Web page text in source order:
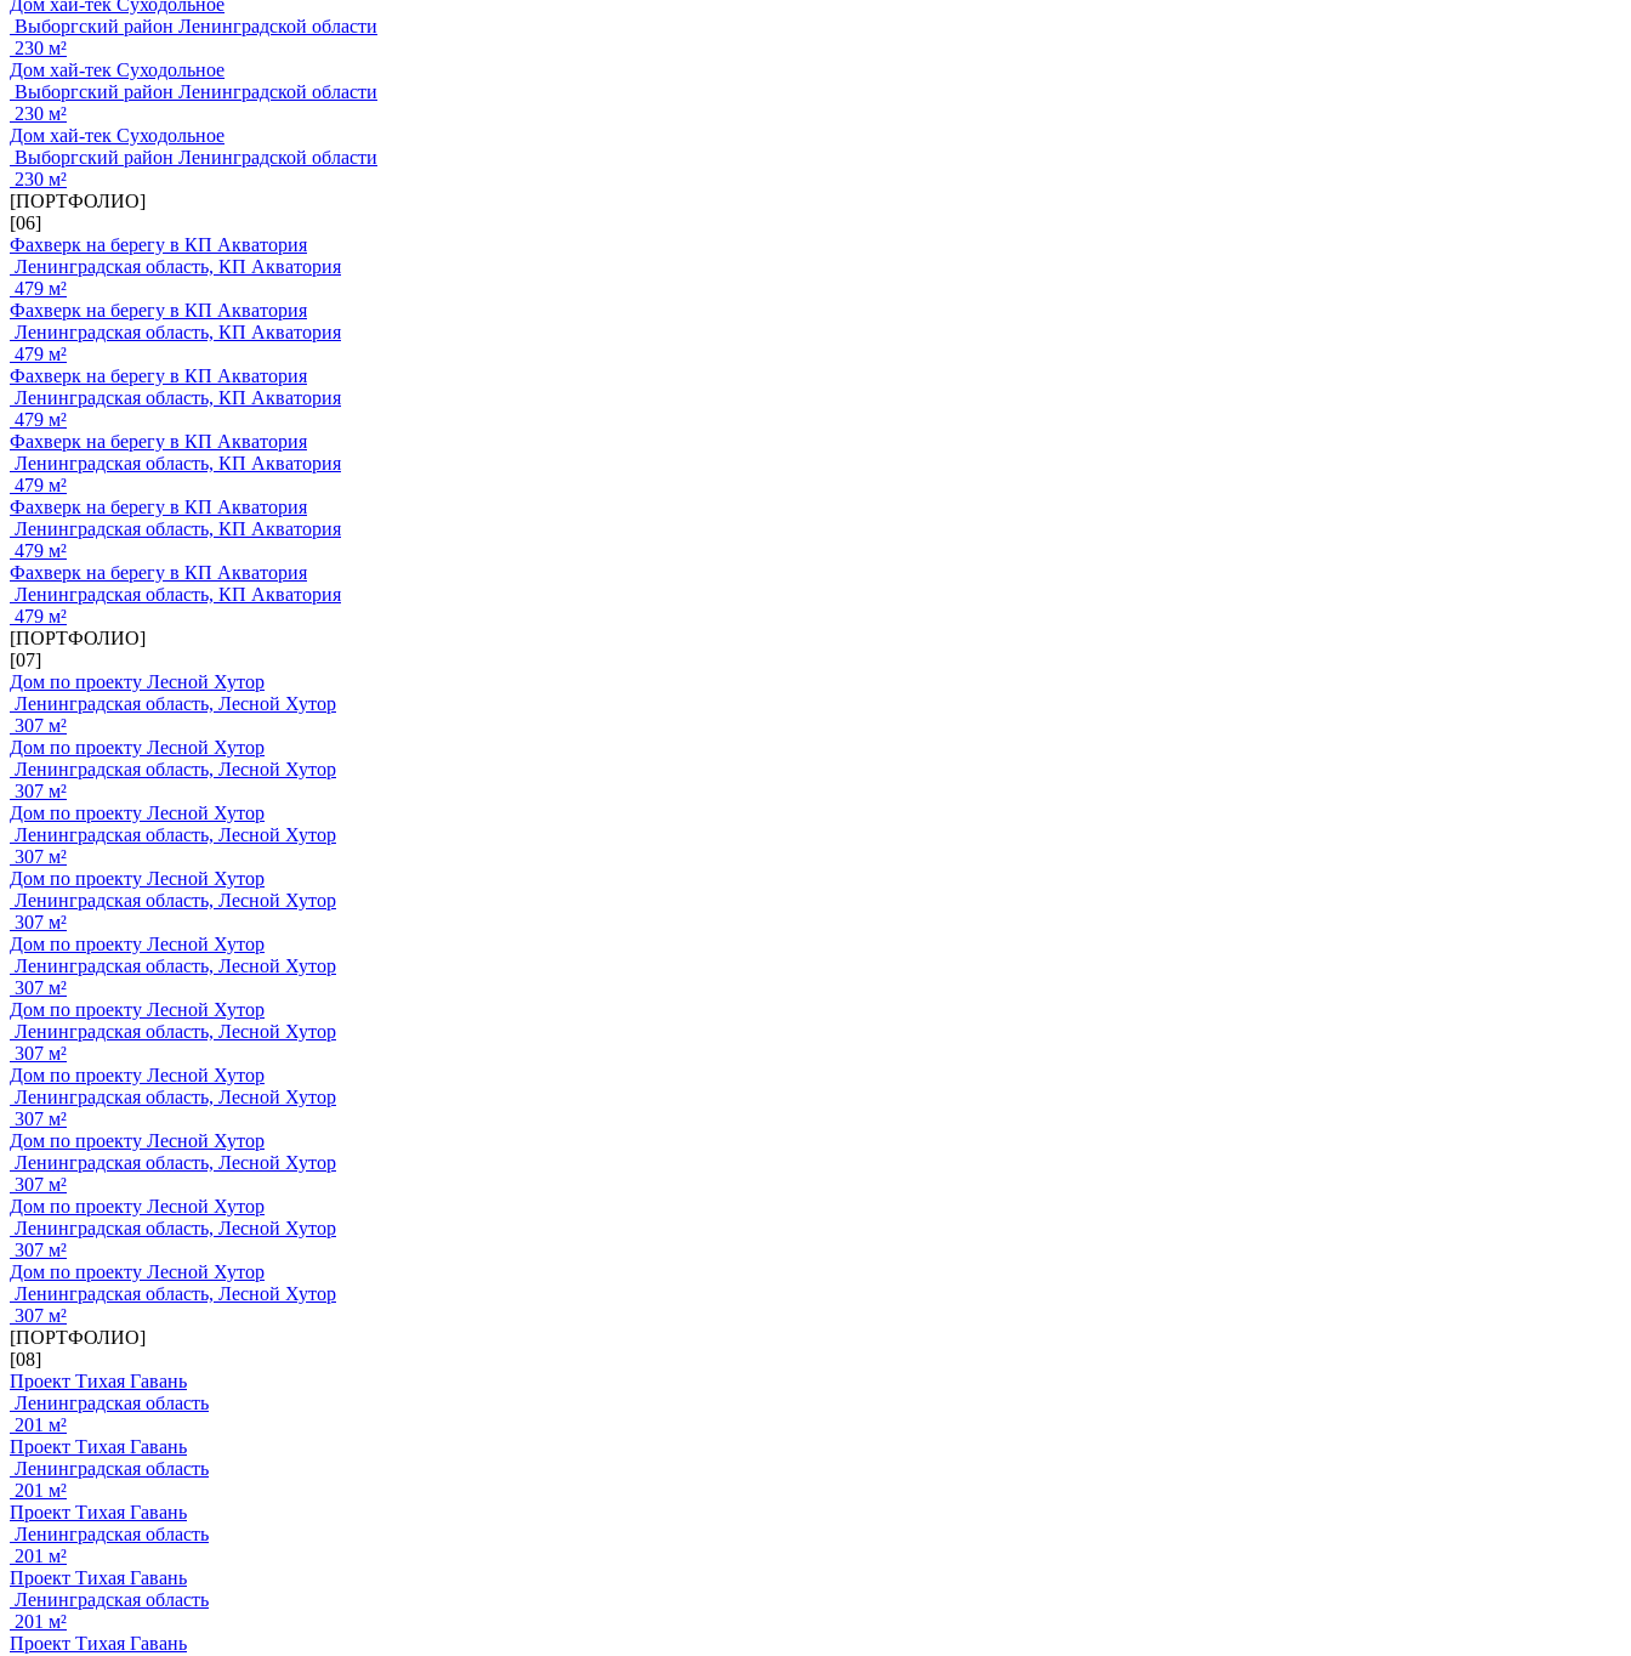
Дом хай-тек Суходольное
Выборгский район Ленинградской области
230 м²
Дом хай-тек Суходольное
Выборгский район Ленинградской области
230 м²
Дом хай-тек Суходольное
Выборгский район Ленинградской области
230 м²
[ПОРТФОЛИО]
[06]
Фахверк на берегу в КП Акватория
Ленинградская область, КП Акватория
479 м²
Фахверк на берегу в КП Акватория
Ленинградская область, КП Акватория
479 м²
Фахверк на берегу в КП Акватория
Ленинградская область, КП Акватория
479 м²
Фахверк на берегу в КП Акватория
Ленинградская область, КП Акватория
479 м²
Фахверк на берегу в КП Акватория
Ленинградская область, КП Акватория
479 м²
Фахверк на берегу в КП Акватория
Ленинградская область, КП Акватория
479 м²
[ПОРТФОЛИО]
[07]
Дом по проекту Лесной Хутор
Ленинградская область, Лесной Хутор
307 м²
Дом по проекту Лесной Хутор
Ленинградская область, Лесной Хутор
307 м²
Дом по проекту Лесной Хутор
Ленинградская область, Лесной Хутор
307 м²
Дом по проекту Лесной Хутор
Ленинградская область, Лесной Хутор
307 м²
Дом по проекту Лесной Хутор
Ленинградская область, Лесной Хутор
307 м²
Дом по проекту Лесной Хутор
Ленинградская область, Лесной Хутор
307 м²
Дом по проекту Лесной Хутор
Ленинградская область, Лесной Хутор
307 м²
Дом по проекту Лесной Хутор
Ленинградская область, Лесной Хутор
307 м²
Дом по проекту Лесной Хутор
Ленинградская область, Лесной Хутор
307 м²
Дом по проекту Лесной Хутор
Ленинградская область, Лесной Хутор
307 м²
[ПОРТФОЛИО]
[08]
Проект Тихая Гавань
Ленинградская область
201 м²
Проект Тихая Гавань
Ленинградская область
201 м²
Проект Тихая Гавань
Ленинградская область
201 м²
Проект Тихая Гавань
Ленинградская область
201 м²
Проект Тихая Гавань